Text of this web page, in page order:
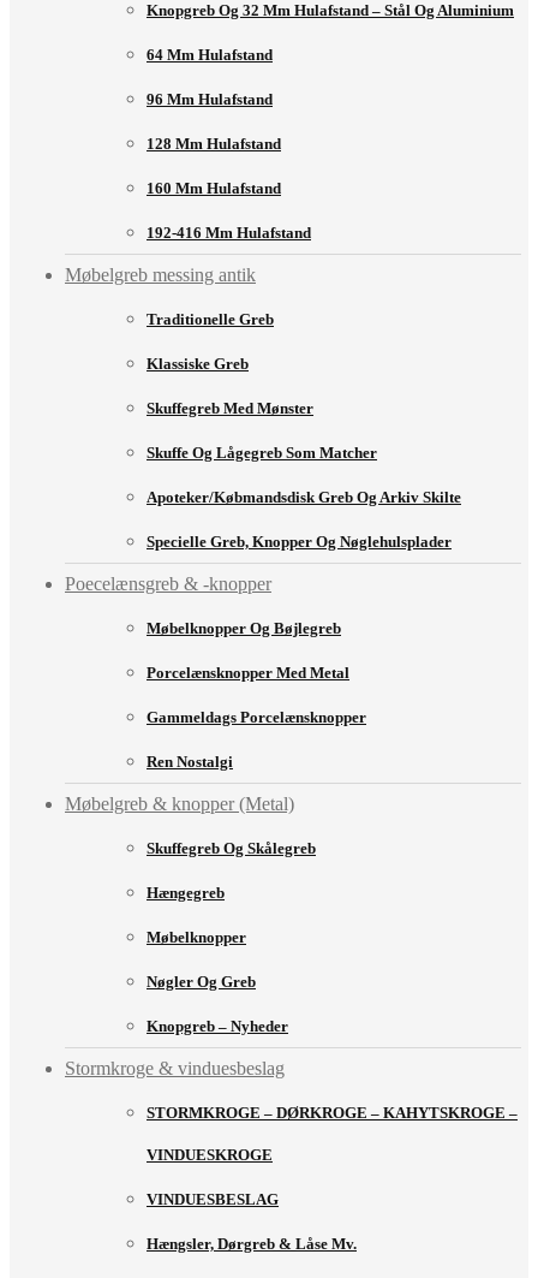
Knopgreb Og 32 Mm Hulafstand – Stål Og Aluminium
64 Mm Hulafstand
96 Mm Hulafstand
128 Mm Hulafstand
160 Mm Hulafstand
192-416 Mm Hulafstand
Møbelgreb messing antik
Traditionelle Greb
Klassiske Greb
Skuffegreb Med Mønster
Skuffe Og Lågegreb Som Matcher
Apoteker/købmandsdisk Greb Og Arkiv Skilte
Specielle Greb, Knopper Og Nøglehulsplader
Poecelænsgreb & -knopper
Møbelknopper Og Bøjlegreb
Porcelænsknopper Med Metal
Gammeldags Porcelænsknopper
Ren Nostalgi
Møbelgreb & knopper (Metal)
Skuffegreb Og Skålegreb
Hængegreb
Møbelknopper
Nøgler Og Greb
Knopgreb – Nyheder
Stormkroge & vinduesbeslag
STORMKROGE – DØRKROGE – KAHYTSKROGE –
VINDUESKROGE
VINDUESBESLAG
Hængsler, Dørgreb & Låse Mv.